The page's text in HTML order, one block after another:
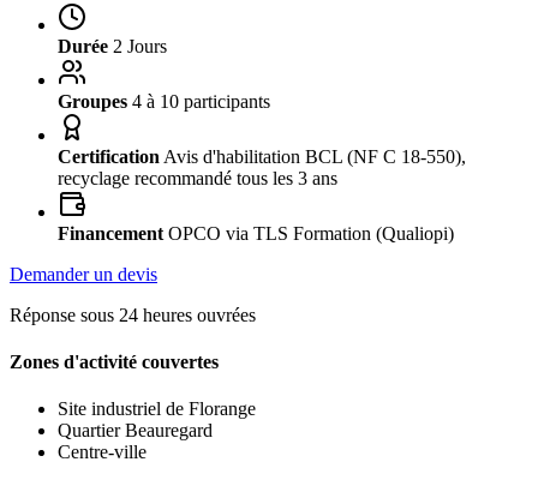
Durée 2 Jours
Groupes 4 à 10 participants
Certification Avis d'habilitation BCL (NF C 18-550),
recyclage recommandé tous les 3 ans
Financement OPCO via TLS Formation (Qualiopi)
Demander un devis
Réponse sous 24 heures ouvrées
Zones d'activité couvertes
Site industriel de Florange
Quartier Beauregard
Centre-ville